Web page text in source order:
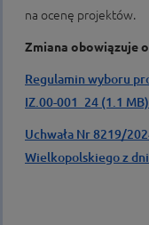
na ocenę projektów.
Zmiana obowiązuje
Regulamin wyboru
IZ.00-001_24 (1.1 MB)
Uchwała Nr 8219/
Wielkopolskiego z